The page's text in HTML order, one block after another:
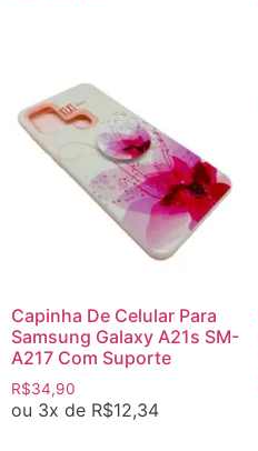
Capinha De Celular Para
Samsung Galaxy A21s SM-
A217 Com Suporte
R$34,90
ou 3x de R$12,34